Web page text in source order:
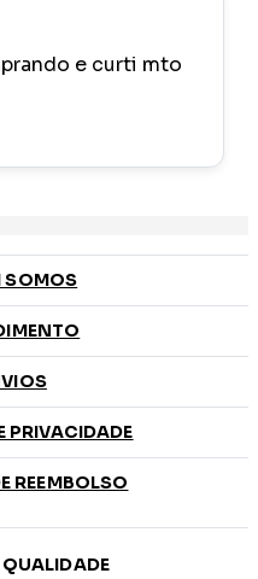
e curti mto
SOMOS
PRIVACIDADE
REEMBOLSO